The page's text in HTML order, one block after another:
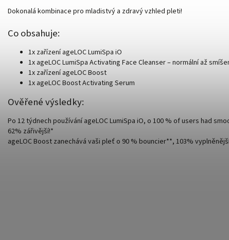
Dokonalá kombinace pro mladistvý a zdravý vzhled pleti!
Co obsahuje:
1x zařízení ageLOC LumiSpa iO
1x ageLOC LumiSpa Activating Face Cleanser – normální až
1x zařízení ageLOC Boost
1x ageLOC Boost Activating Serum
Ověřené výsledky:
Po 12 týdnech používání ageLOC LumiSpa iO, o 100 % of users had
62% zářivější!*
ageLOC Boost zanechává vaši pleť o 90 % bouncier**, 103%